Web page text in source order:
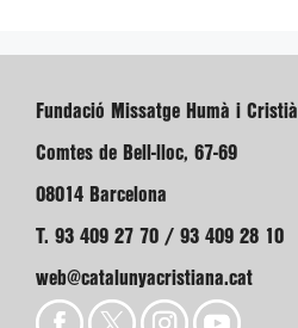
Fundació Missatge Humà i Cristià
Comtes de Bell-lloc, 67-69
08014 Barcelona
T. 93 409 27 70 / 93 409 28 10
web@catalunyacristiana.cat